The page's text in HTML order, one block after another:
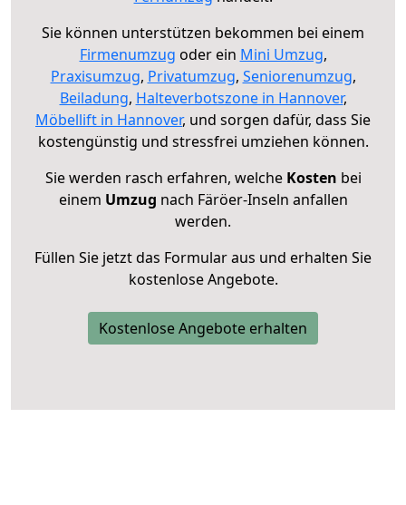
Sie können unterstützen bekommen bei einem
Firmenumzug oder ein Mini Umzug,
Praxisumzug, Privatumzug, Seniorenumzug,
Beiladung, Halteverbotszone in Hannover,
Möbellift in Hannover, und sorgen dafür, dass Sie
kostengünstig und stressfrei umziehen können.
Sie werden rasch erfahren, welche Kosten bei
einem Umzug nach Färöer-Inseln anfallen
werden.
Füllen Sie jetzt das Formular aus und erhalten Sie
kostenlose Angebote.
Kostenlose Angebote erhalten